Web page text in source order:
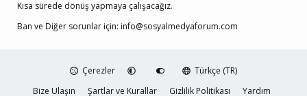
Kısa sürede dönüş yapmaya çalışacağız.
Ban ve Diğer sorunlar için: info@sosyalmedyaforum.com
Çerezler
Türkçe (TR)
Bize Ulaşın
Şartlar ve Kurallar Gizlilik Politikası
Yardım